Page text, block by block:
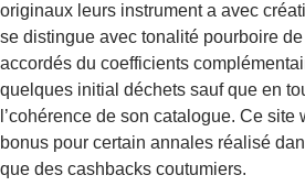
originaux leurs instrument a avec
se distingue avec tonalité pourboire
accordés du coefficients
quelques initial déchets sauf que en
l’cohérence de son catalogue. Ce site
bonus pour certain annales réalisé
que des cashbacks coutumiers.